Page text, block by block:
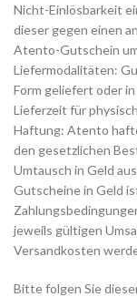
Nicht-Einlösbarkeit
dieser gegen einen
Atento-Gutschein
Liefermodalitäten:
Form geliefert oder
Lieferzeit für
Haftung: Atento
den gesetzlichen
Umtausch in Geld
Gutscheine in Geld
jeweils gültigen
Versandkosten
Bitte folgen Sie